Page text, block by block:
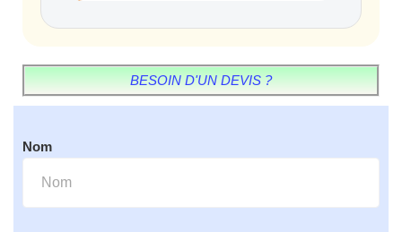
BESOIN D'UN DEVIS ?
Nom